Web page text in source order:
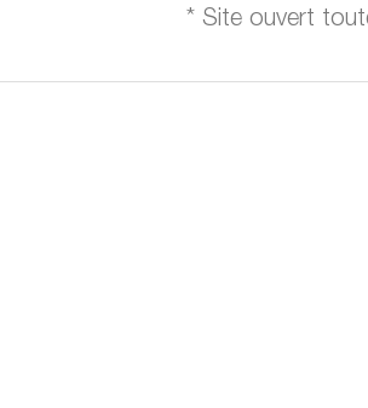
* Site ouvert